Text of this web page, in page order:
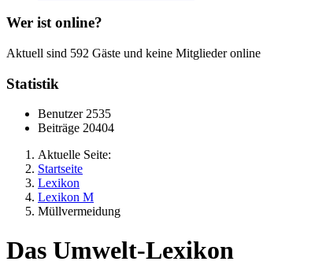
Wer ist online?
Aktuell sind 592 Gäste und keine Mitglieder online
Statistik
Benutzer2535
Beiträge 20404
Aktuelle Seite:
Startseite
Lexikon
Lexikon M
Müllvermeidung
Das Umwelt-Lexikon